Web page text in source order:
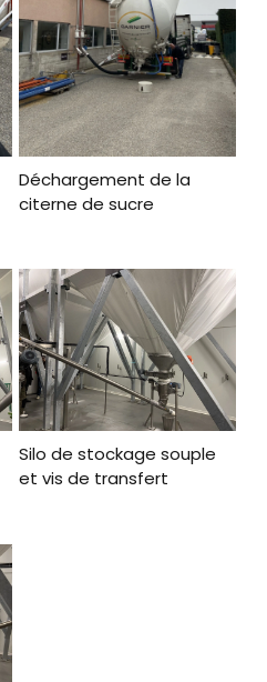
Déchargement de la
citerne de sucre
Silo de stockage souple
et vis de transfert